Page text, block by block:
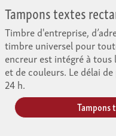
Tampons textes
Timbre d'entreprise,
timbre universel pour
encreur est intégré à
et de couleurs. Le délai
24 h.
Tampons